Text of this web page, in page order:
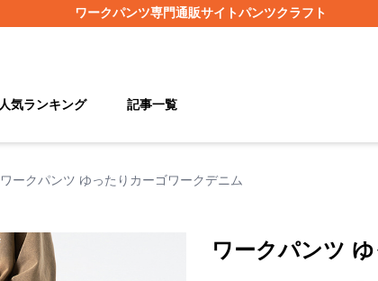
ワークパンツ専門通販サイトパンツクラフト
人気ランキング 記事一覧
ワークパンツ ゆったりカーゴワークデニム
ワークパンツ